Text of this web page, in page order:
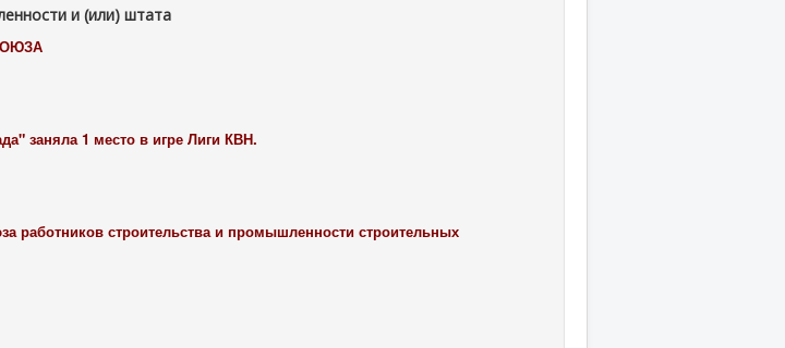
и (или) штата
заняла 1 место в игре Лиги КВН.
работников строительства и промышленности строительных